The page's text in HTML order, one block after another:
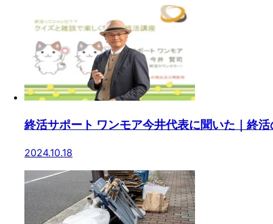
終活サポート ワンモア今井代表に聞いた｜終
2024.10.18